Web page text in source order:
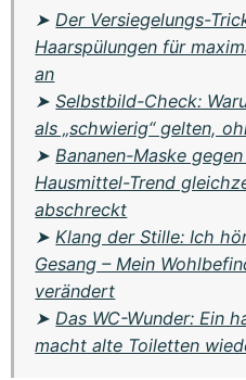
➤ Der Versiegelungs-
Haarspülungen für
an
➤Selbstbild-Check:
als „schwierig“ gelten,
➤ Bananen-Maske
Hausmittel-Trend
abschreckt
➤ Klang der Stille: Ich
Gesang – Mein
verändert
➤ Das WC-Wunder: Ein
macht alte Toiletten